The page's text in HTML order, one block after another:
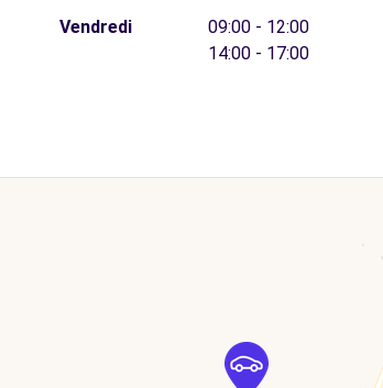
Vendredi
09:00 - 12:00
14:00 - 17:00